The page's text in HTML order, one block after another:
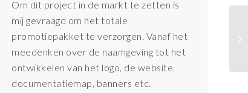
Om dit project in de markt te zetten is
mij gevraagd om het totale
promotiepakket te verzorgen. Vanaf het
meedenken over de naamgeving tot het
ontwikkelen van het logo, de website,
documentatiemap, banners etc.